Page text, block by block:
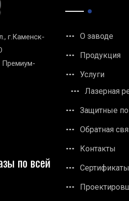
г.Каменск-
Премиум-
по всей
О заводе
Продукция
Услуги
Лазерная
Защитные
Обратная
Контакты
Сертификаты